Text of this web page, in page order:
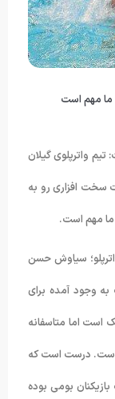
ما مهم است
واترپلوی گیلان
سخت افزاری رو به
مهم است.
سیاوش حسن
وجود آمده برای
است اما متاسفانه
است. درست است که
بومی بوده